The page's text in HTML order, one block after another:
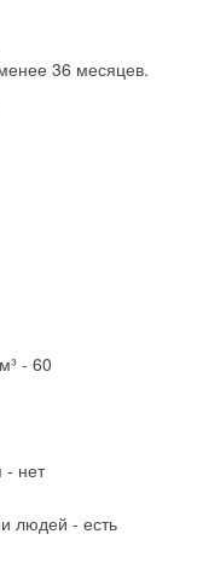
36 месяцев.
- 60
- нет
людей - есть